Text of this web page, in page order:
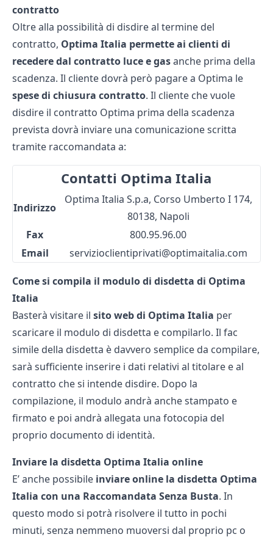
contratto
Oltre alla possibilità di disdire al termine del
contratto, Optima Italia permette ai clienti di
recedere dal contratto luce e gasanche prima della
scadenza. Il cliente dovrà però pagare a Optima le
spese di chiusura contratto. Il cliente che vuole
disdire il contratto Optima prima della scadenza
prevista dovrà inviare una comunicazione scritta
tramite raccomandata a:
Contatti Optima Italia
Indirizzo
Optima Italia S.p.a, Corso Umberto I 174,
80138, Napoli
Fax
800.95.96.00
Email
servizioclientiprivati@optimaitalia.com
Come si compila il modulo di disdetta di Optima
Italia
Basterà visitare il sito web di Optima Italia per
scaricare il modulo di disdetta e compilarlo. Il fac
simile della disdetta è davvero semplice da compilare,
sarà sufficiente inserire i dati relativi al titolare e al
contratto che si intende disdire. Dopo la
compilazione, il modulo andrà anche stampato e
firmato e poi andrà allegata una fotocopia del
proprio documento di identità.
Inviare la disdetta Optima Italia online
E’ anche possibile inviare online la disdetta Optima
Italia con una Raccomandata Senza Busta. In
questo modo si potrà risolvere il tutto in pochi
minuti, senza nemmeno muoversi dal proprio pc o